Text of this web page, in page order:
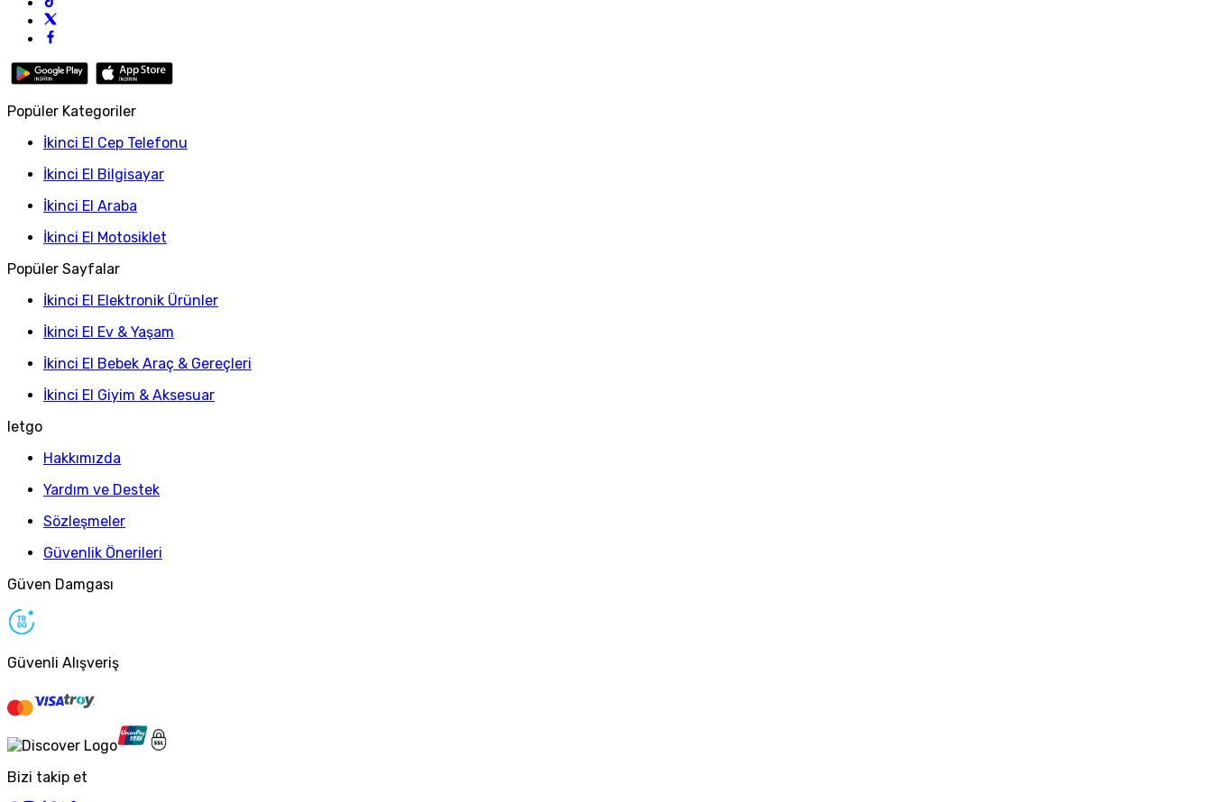
Popüler Kategoriler
İkinci El Cep Telefonu
İkinci El Bilgisayar
İkinci El Araba
İkinci El Motosiklet
Popüler Sayfalar
İkinci El Elektronik Ürünler
İkinci El Ev & Yaşam
İkinci El Bebek Araç & Gereçleri
İkinci El Giyim & Aksesuar
letgo
Hakkımızda
Yardım ve Destek
Sözleşmeler
Güvenlik Önerileri
Güven Damgası
Güvenli Alışveriş
Bizi takip et